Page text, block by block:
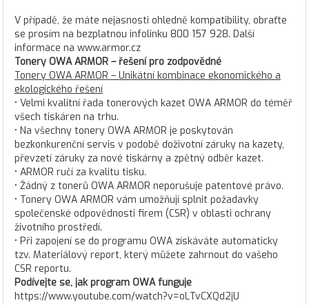
V případě, že máte nejasnosti ohledně kompatibility, obraťte
se prosím na bezplatnou infolinku 800 157 928. Další
informace na www.armor.cz
Tonery OWA ARMOR – řešení pro zodpovědné
Tonery OWA ARMOR – Unikátní kombinace ekonomického a
ekologického řešení
• Velmi kvalitní řada tonerových kazet OWA ARMOR do téměř
všech tiskáren na trhu.
• Na všechny tonery OWA ARMOR je poskytován
bezkonkurenční servis v podobě doživotní záruky na kazety,
převzetí záruky za nové tiskárny a zpětný odběr kazet.
• ARMOR ručí za kvalitu tisku.
• Žádný z tonerů OWA ARMOR neporušuje patentové právo.
• Tonery OWA ARMOR vám umožňují splnit požadavky
společenské odpovědnosti firem (CSR) v oblasti ochrany
životního prostředí.
• Při zapojení se do programu OWA získáváte automaticky
tzv. Materiálový report, který můžete zahrnout do vašeho
CSR reportu.
Podívejte se, jak program OWA funguje
https://www.youtube.com/watch?v=oLTvCXQd2jU